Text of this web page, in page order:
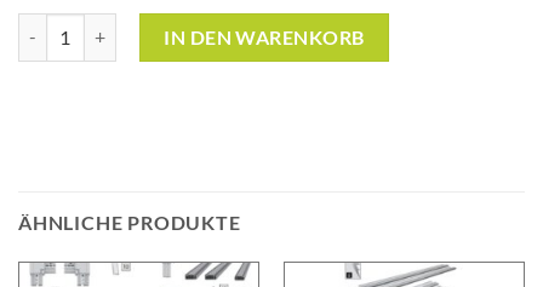
IN DEN WARENKORB
ÄHNLICHE PRODUKTE